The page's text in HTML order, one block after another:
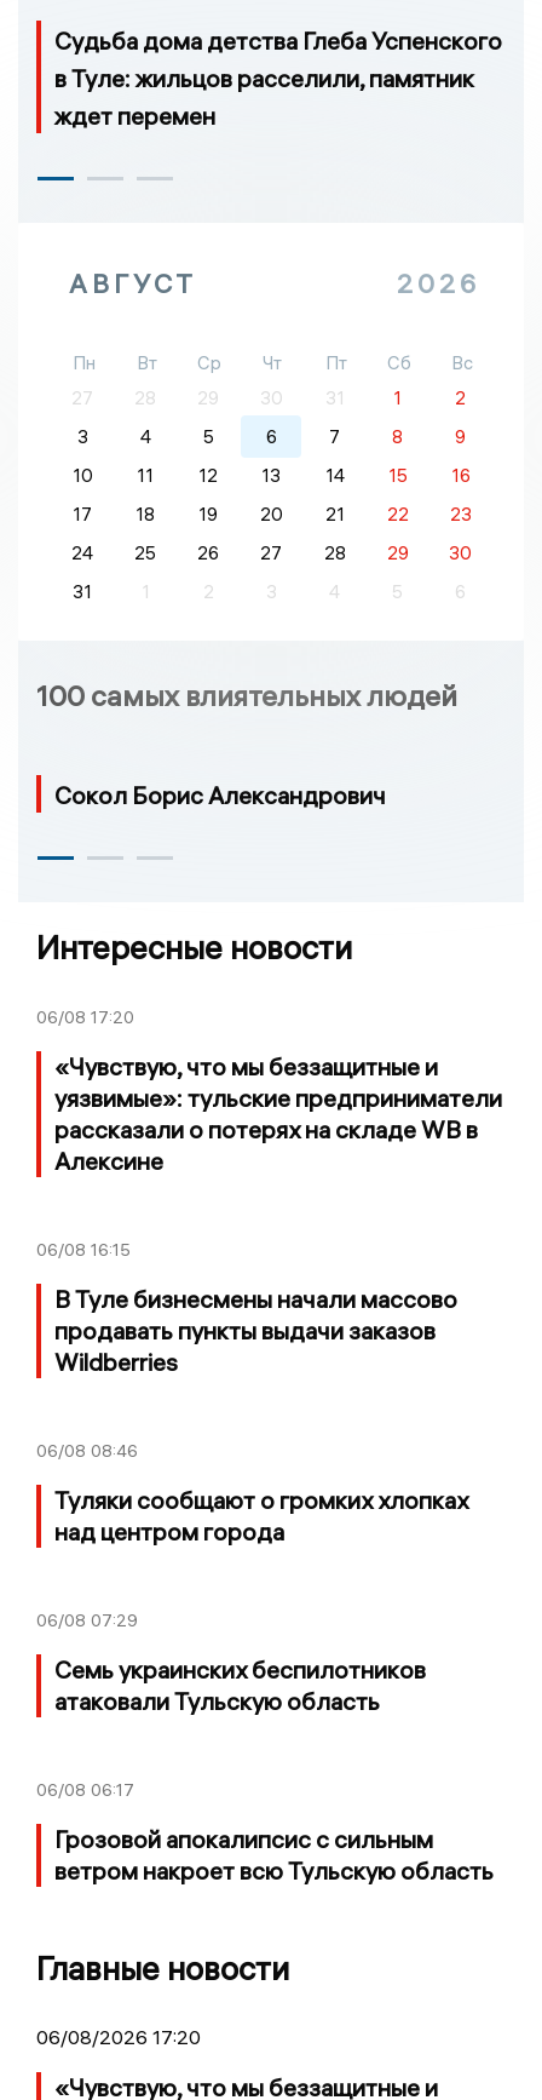
Судьба дома детства Глеба Успенского
в Туле: жильцов расселили, памятник
ждет перемен
АВГУСТ 2026
Пн Вт Ср Чт Пт Сб
Вс
27
28 29 30 31 1
2
3
4 5 6 7 8
9
10
11 12 13 14 15
16
17
18 19 20 21 22
23
24
25 26 27 28 29
30
31
1 2 3 4 5 6
100 самых влиятельных людей
Сокол Борис Александрович
Интересные новости
06/08 17:20
«Чувствую, что мы беззащитные и
уязвимые»: тульские предприниматели
рассказали о потерях на складе WB в
Алексине
06/08 16:15
В Туле бизнесмены начали массово
продавать пункты выдачи заказов
Wildberries
06/08 08:46
Туляки сообщают о громких хлопках
над центром города
06/08 07:29
Семь украинских беспилотников
атаковали Тульскую область
06/08 06:17
Грозовой апокалипсис с сильным
ветром накроет всю Тульскую область
Главные новости
06/08/2026 17:20
«Чувствую, что мы беззащитные и